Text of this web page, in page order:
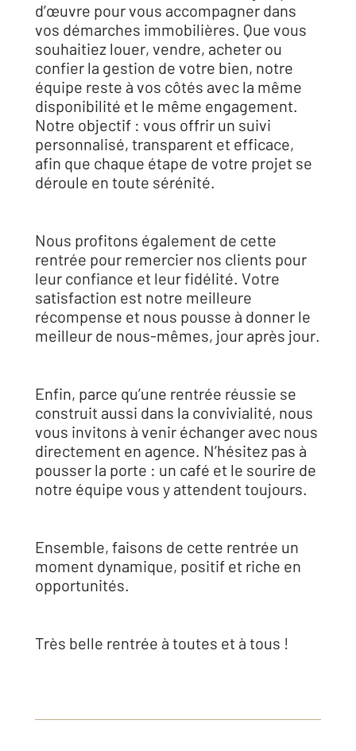
d’œuvre pour vous accompagner dans
vos démarches immobilières. Que vous
souhaitiez louer, vendre, acheter ou
confier la gestion de votre bien, notre
équipe reste à vos côtés avec la même
disponibilité et le même engagement.
Notre objectif : vous offrir un suivi
personnalisé, transparent et efficace,
afin que chaque étape de votre projet se
déroule en toute sérénité.
Nous profitons également de cette
rentrée pour remercier nos clients pour
leur confiance et leur fidélité. Votre
satisfaction est notre meilleure
récompense et nous pousse à donner le
meilleur de nous-mêmes, jour après jour.
Enfin, parce qu’une rentrée réussie se
construit aussi dans la convivialité, nous
vous invitons à venir échanger avec nous
directement en agence. N’hésitez pas à
pousser la porte : un café et le sourire de
notre équipe vous y attendent toujours.
Ensemble, faisons de cette rentrée un
moment dynamique, positif et riche en
opportunités.
Très belle rentrée à toutes et à tous !